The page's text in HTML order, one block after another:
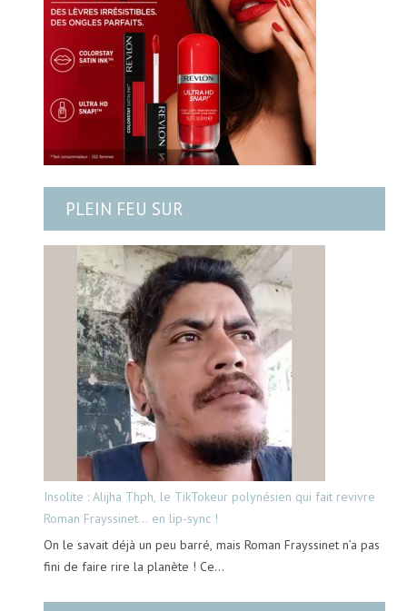
PLEIN FEU SUR
Insolite : Alijha Thph, le TikTokeur polynésien qui fait revivre
Roman Frayssinet… en lip-sync !
On le savait déjà un peu barré, mais Roman Frayssinet n’a pas
fini de faire rire la planète ! Ce…